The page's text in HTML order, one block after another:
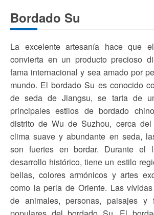
Bordado Su
La excelente artesanía hace que
convierta en un producto precioso
fama internacional y sea amado por
mundo. El bordado Su es conocido
de seda de Jiangsu, se tarta de
principales estilos de bordado
distrito de Wu de Suzhou, cerca
clima suave y abundante en seda,
son fuertes en bordar. Durante el
desarrollo histórico, tiene un estilo
bellas, colores armónicos y artes
como la perla de Oriente. Las
de animales, personas, paisajes y